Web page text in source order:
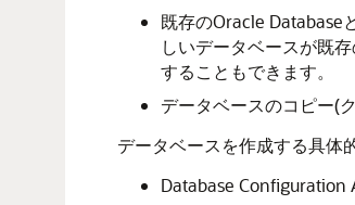
既存のOracle Database
しいデータベースが既
することもできます。
データベースのコピー(
データベースを作成する具体
Database Configuration